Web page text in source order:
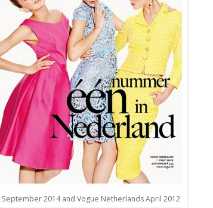
2014 and Vogue Netherlands April 2012